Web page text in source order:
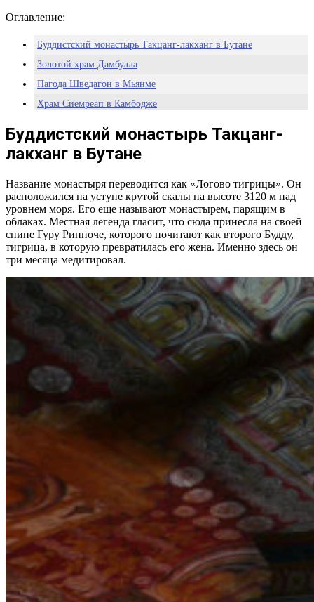
Оглавление:
Буддистский монастырь Такцанг-лакханг в Бутане
Золотой храм Дамбулла
Пагода Шведагон в Мьянме
Храм Сиемреап в Камбодже
Буддистский монастырь Такцанг-
лакханг в Бутане
Название монастыря переводится как «Логово тигрицы». Он
расположился на уступе крутой скалы на высоте 3120 м над
уровнем моря. Его еще называют монастырем, парящим в
облаках. Местная легенда гласит, что сюда принесла на своей
спине Гуру Ринпоче, которого почитают как второго Будду,
тигрица, в которую превратилась его жена. Именно здесь он
три месяца медитировал.